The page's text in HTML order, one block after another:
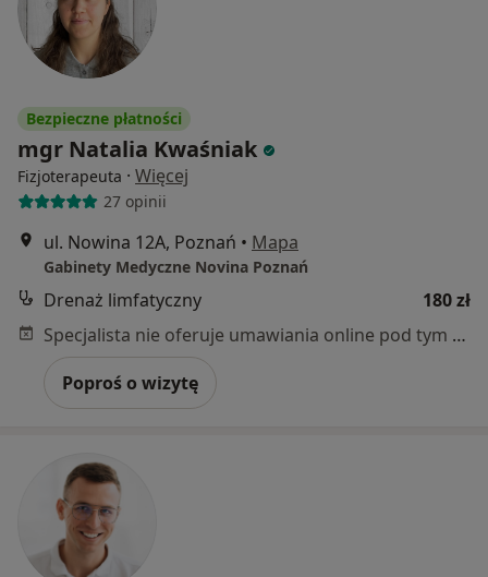
Bezpieczne płatności
mgr Natalia Kwaśniak
Fizjoterapeuta · Więcej
27 opinii
ul. Nowina 12A, Poznań • Mapa
Gabinety Medyczne Novina Poznań
Drenaż limfatyczny
180 zł
Specjalista nie oferuje umawiania online pod tym adresem.
Poproś o wizytę